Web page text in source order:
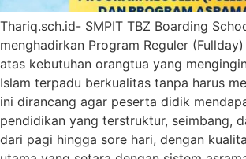
Thariq.sch.id- SMPIT TBZ Boarding
menghadirkan Program Reguler
atas kebutuhan orangtua yang
Islam terpadu berkualitas tanpa harus
ini dirancang agar peserta didik
pendidikan yang terstruktur, seimbang,
dari pagi hingga sore hari, dengan